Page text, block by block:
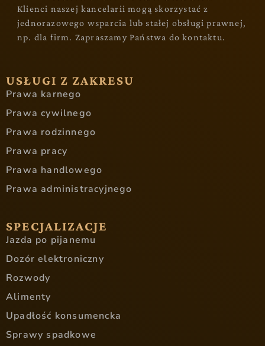
Klienci naszej kancelarii mogą skorzystać z
jednorazowego wsparcia lub stałej obsługi prawnej,
np. dla firm. Zapraszamy Państwa do kontaktu.
USŁUGI Z ZAKRESU
Prawa karnego
Prawa cywilnego
Prawa rodzinnego
Prawa pracy
Prawa handlowego
Prawa administracyjnego
SPECJALIZACJE
Jazda po pijanemu
Dozór elektroniczny
Rozwody
Alimenty
Upadłość konsumencka
Sprawy spadkowe